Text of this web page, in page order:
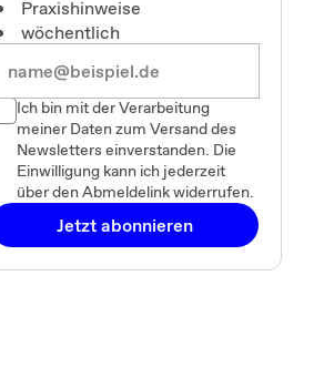
Praxishinweise
wöchentlich
Ich bin mit der Verarbeitung
meiner Daten zum Versand des
Newsletters einverstanden. Die
Einwilligung kann ich jederzeit
über den Abmeldelink widerrufen.
Jetzt abonnieren